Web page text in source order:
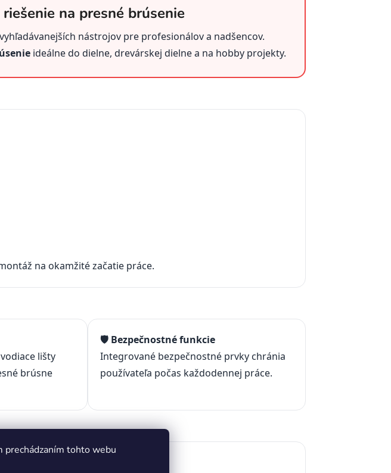
prechádzaním tohto webu
na presné brúsenie
nástrojov pre profesionálov a nadšencov.
ideálne do dielne, drevárskej dielne a na hobby projekty.
na okamžité začatie práce.
lišty
brúsne
🛡️ Bezpečnostné funkcie
Integrované bezpečnostné prvky chránia
používateľa počas každodennej práce.